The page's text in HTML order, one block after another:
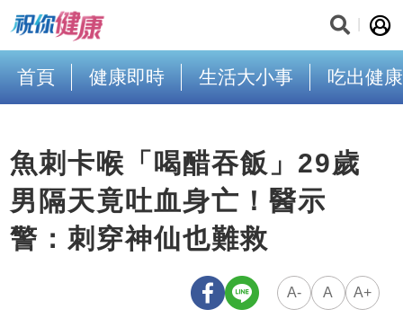
首頁 健康即時 生活大小事 吃出健康
魚刺卡喉「喝醋吞飯」29歲
男隔天竟吐血身亡！醫示
警：刺穿神仙也難救
A- A A+